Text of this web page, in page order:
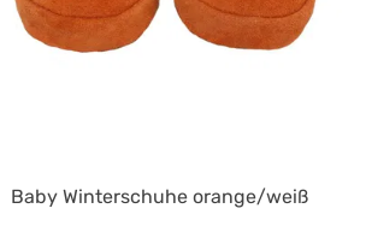
Baby Winterschuhe orange/weiß